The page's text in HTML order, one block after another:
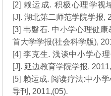
[2] 赖运成. 积极心理学视
[J]. 湖北第二师范学院学报,
[3] 韦磐石. 中小学心理健
首大学学报(社会科学版),
[4] 李克生. 浅谈中小学心
[J]. 延边教育学院学报,
[5] 赖运成. 阅读疗法:中小
导刊, 2011,(05).